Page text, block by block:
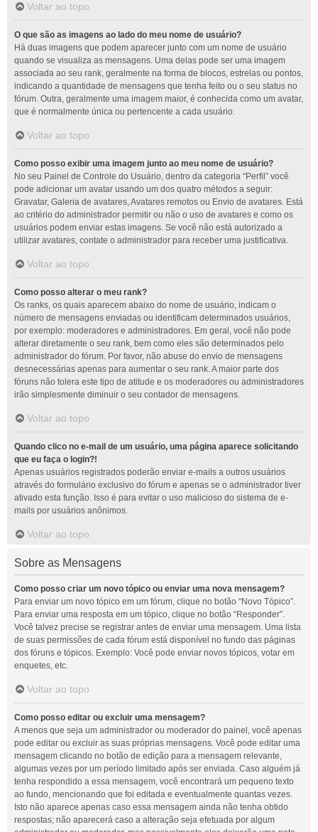
Voltar ao topo
O que são as imagens ao lado do meu nome de usuário?
Há duas imagens que podem aparecer junto com um nome de usuário
quando se visualiza as mensagens. Uma delas pode ser uma imagem
associada ao seu rank, geralmente na forma de blocos, estrelas ou pontos,
indicando a quantidade de mensagens que tenha feito ou o seu status no
fórum. Outra, geralmente uma imagem maior, é conhecida como um avatar,
que é normalmente única ou pertencente a cada usuário.
Voltar ao topo
Como posso exibir uma imagem junto ao meu nome de usuário?
No seu Painel de Controle do Usuário, dentro da categoria “Perfil” você
pode adicionar um avatar usando um dos quatro métodos a seguir:
Gravatar, Galeria de avatares, Avatares remotos ou Envio de avatares. Está
ao critério do administrador permitir ou não o uso de avatares e como os
usuários podem enviar estas imagens. Se você não está autorizado a
utilizar avatares, contate o administrador para receber uma justificativa.
Voltar ao topo
Como posso alterar o meu rank?
Os ranks, os quais aparecem abaixo do nome de usuário, indicam o
número de mensagens enviadas ou identificam determinados usuários,
por exemplo: moderadores e administradores. Em geral, você não pode
alterar diretamente o seu rank, bem como eles são determinados pelo
administrador do fórum. Por favor, não abuse do envio de mensagens
desnecessárias apenas para aumentar o seu rank. A maior parte dos
fóruns não tolera este tipo de atitude e os moderadores ou administradores
irão simplesmente diminuir o seu contador de mensagens.
Voltar ao topo
Quando clico no e-mail de um usuário, uma página aparece solicitando
que eu faça o login?!
Apenas usuários registrados poderão enviar e-mails a outros usuários
através do formulário exclusivo do fórum e apenas se o administrador tiver
ativado esta função. Isso é para evitar o uso malicioso do sistema de e-
mails por usuários anônimos.
Voltar ao topo
Sobre as Mensagens
Como posso criar um novo tópico ou enviar uma nova mensagem?
Para enviar um novo tópico em um fórum, clique no botão “Novo Tópico”.
Para enviar uma resposta em um tópico, clique no botão “Responder”.
Você talvez precise se registrar antes de enviar uma mensagem. Uma lista
de suas permissões de cada fórum está disponível no fundo das páginas
dos fóruns e tópicos. Exemplo: Você pode enviar novos tópicos, votar em
enquetes, etc.
Voltar ao topo
Como posso editar ou excluir uma mensagem?
A menos que seja um administrador ou moderador do painel, você apenas
pode editar ou excluir as suas próprias mensagens. Você pode editar uma
mensagem clicando no botão de edição para a mensagem relevante,
algumas vezes por um período limitado após ser enviada. Caso alguém já
tenha respondido a essa mensagem, você encontrará um pequeno texto
ao fundo, mencionando que foi editada e eventualmente quantas vezes.
Isto não aparece apenas caso essa mensagem ainda não tenha obtido
respostas; não aparecerá caso a alteração seja efetuada por algum